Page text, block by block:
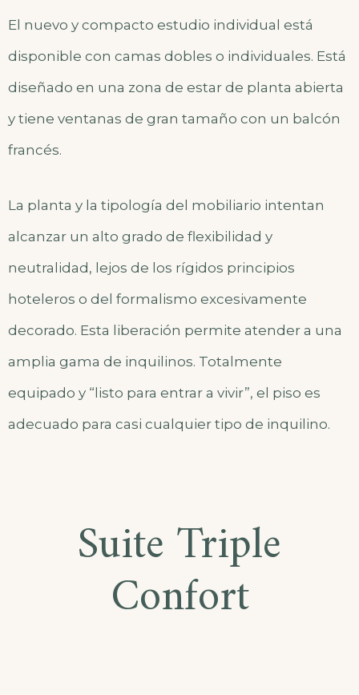
El nuevo y compacto estudio individual está
disponible con camas dobles o individuales. Está
diseñado en una zona de estar de planta abierta
y tiene ventanas de gran tamaño con un balcón
francés.
La planta y la tipología del mobiliario intentan
alcanzar un alto grado de flexibilidad y
neutralidad, lejos de los rígidos principios
hoteleros o del formalismo excesivamente
decorado. Esta liberación permite atender a una
amplia gama de inquilinos. Totalmente
equipado y “listo para entrar a vivir”, el piso es
adecuado para casi cualquier tipo de inquilino.
Suite Triple
Confort